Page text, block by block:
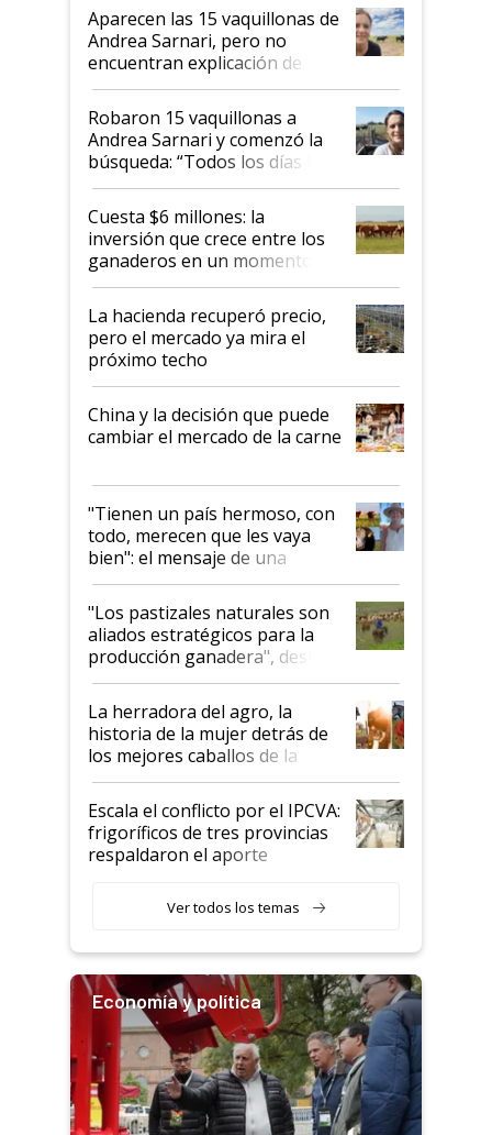
mandato muy claro del gobierno
nacional"
Aparecen las 15 vaquillonas de
Andrea Sarnari, pero no
encuentran explicación de
cómo llegaron allí
Robaron 15 vaquillonas a
Andrea Sarnari y comenzó la
búsqueda: “Todos los días le
toca a algún productor”
Cuesta $6 millones: la
inversión que crece entre los
ganaderos en un momento
histórico para la actividad
La hacienda recuperó precio,
pero el mercado ya mira el
próximo techo
China y la decisión que puede
cambiar el mercado de la carne
"Tienen un país hermoso, con
todo, merecen que les vaya
bien": el mensaje de una
ganadera uruguaya sobre las
oportunidades que se abren
para el agro en Argentina, con
foco en la carne
"Los pastizales naturales son
aliados estratégicos para la
producción ganadera", destaca
la iniciativa que ya reúne a 46
establecimientos en Argentina
La herradora del agro, la
historia de la mujer detrás de
los mejores caballos de la
Argentina y los mitos que
todavía hacen sufrir a estos
animales: "Mientras me
descalificaban, yo seguí
haciendo currículum"
Escala el conflicto por el IPCVA:
frigoríficos de tres provincias
respaldaron el aporte
Ver todos los temas
Economía y política